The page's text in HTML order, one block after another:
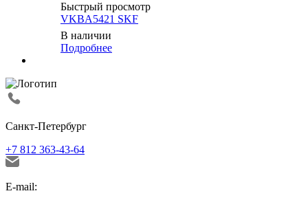
Быстрый просмотр
VKBA5421 SKF
В наличии
Подробнее
Санкт-Петербург
+7 812 363-43-64
E-mail: